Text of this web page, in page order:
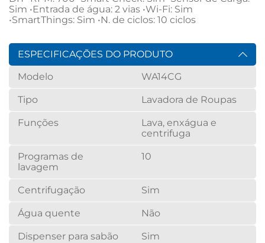
Sim •Entrada de água: 2 vias •Wi-Fi: Sim
•SmartThings: Sim •N. de ciclos: 10 ciclos
ESPECIFICAÇÕES DO PRODUTO
Modelo
WA14CG
Tipo Lavadora de Roupas
Funções
Lava, enxágua e
centrifuga
Programas de
lavagem
10
Centrifugação Sim
Água quente Não
Dispenser para sabão Sim